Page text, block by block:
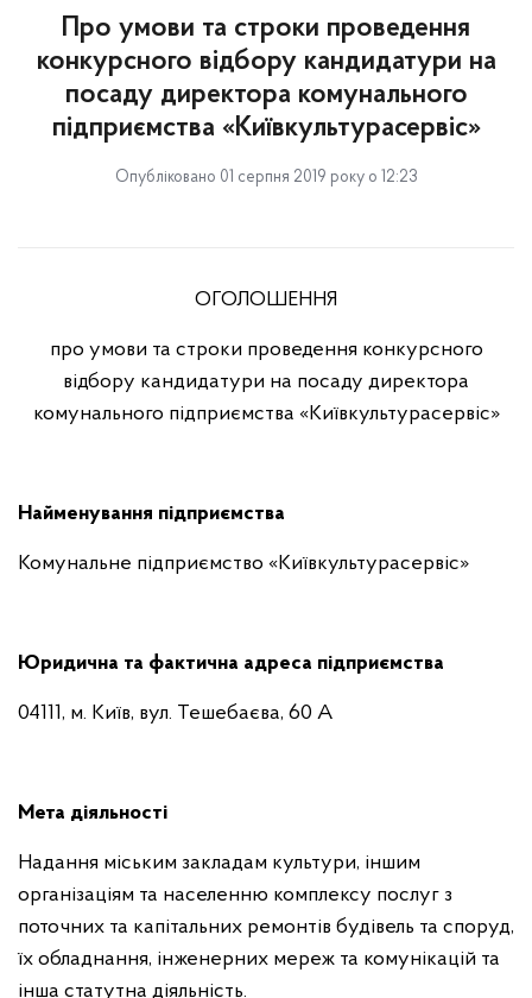
Про умови та строки проведення
конкурсного відбору кандидатури на
посаду директора комунального
підприємства «Київкультурасервіс»
Опубліковано 01 серпня 2019 року о 12:23
ОГОЛОШЕННЯ
про умови та строки проведення конкурсного
відбору кандидатури на посаду директора
комунального підприємства «Київкультурасервіс»
Найменування підприємства
Комунальне підприємство «Київкультурасервіс»
Юридична та фактична адреса підприємства
04111, м. Київ, вул. Тешебаєва, 60 А
Мета діяльності
Надання міським закладам культури, іншим
організаціям та населенню комплексу послуг з
поточних та капітальних ремонтів будівель та споруд,
їх обладнання, інженерних мереж та комунікацій та
інша статутна діяльність.